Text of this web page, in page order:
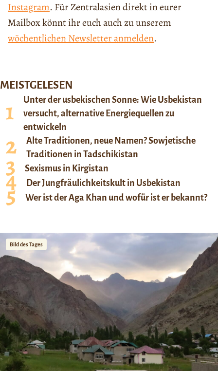
Instagram. Für Zentralasien direkt in eurer
Mailbox könnt ihr euch auch zu unserem
wöchentlichen Newsletter anmelden.
MEISTGELESEN
Unter der usbekischen Sonne: Wie Usbekistan
versucht, alternative Energiequellen zu
entwickeln
Alte Traditionen, neue Namen? Sowjetische
Traditionen in Tadschikistan
Sexismus in Kirgistan
Der Jungfräulichkeitskult in Usbekistan
Wer ist der Aga Khan und wofür ist er bekannt?
Bild des Tages